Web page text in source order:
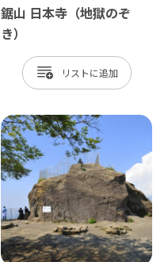
鋸山 日本寺（地獄のぞ
き）
リスト